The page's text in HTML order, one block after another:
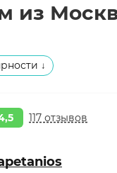
из
↓
117 отзывов